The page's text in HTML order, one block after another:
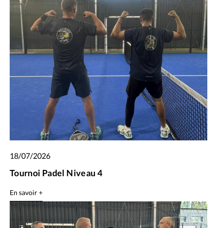
18/07/2026
Tournoi Padel Niveau 4
En savoir +